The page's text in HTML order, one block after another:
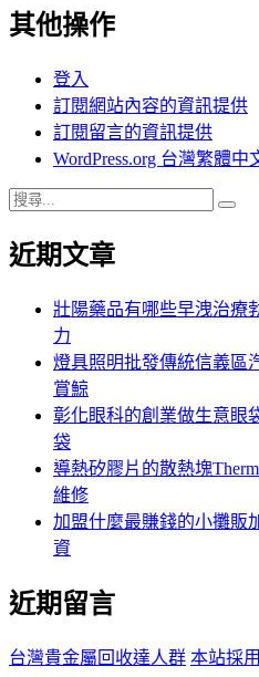
其他操作
登入
訂閱網站內容的資訊提供
訂閱留言的資訊提供
WordPress.org 台灣繁體中
搜
關
近期文章
壯陽藥品有哪些早洩治療
力
燈具照明批發傳統信義區
賞鯨
彰化眼科的創業做生意眼
袋
導熱矽膠片的散熱塊
維修
加盟什麼最賺錢的小攤販
資
近期留言
台灣貴金屬回收達人群 本站採